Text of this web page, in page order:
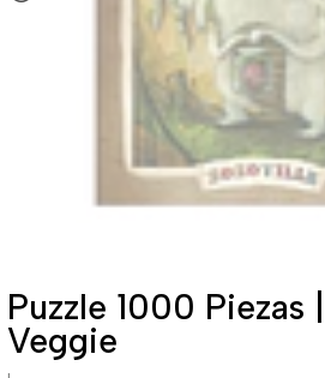
Puzzle 1000 Piezas
Veggie